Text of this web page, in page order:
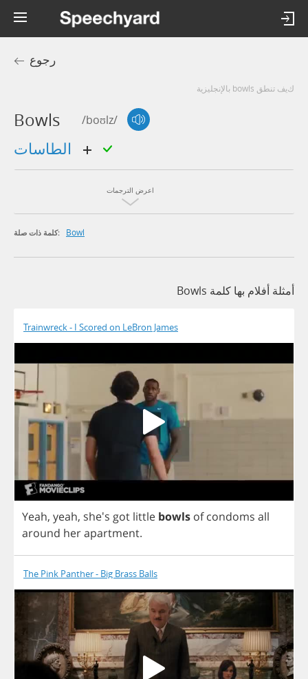
رجوع
كيف تنطق bowls بالإنجليزية
Bowls /boʊlz/
اعرض الترجمات
كلمة ذات صلة: Bowl
أمثلة أفلام بها كلمة Bowls
Trainwreck - I Scored on LeBron James
Yeah, yeah, she's got little bowls of condoms all
around herapartment.
The Pink Panther - Big Brass Balls